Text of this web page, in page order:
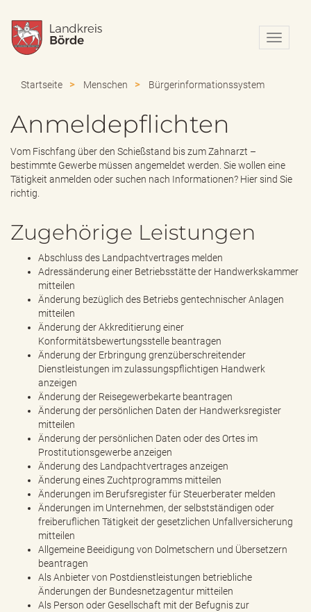
N
a
n
e
s
l
Startseite Menschen Bürgerinformationssystem
Anmeldepflichten
Vom Fischfang über den Schießstand bis zum Zahnarzt –
bestimmte Gewerbe müssen angemeldet werden. Sie wollen eine
Tätigkeit anmelden oder suchen nach Informationen? Hier sind Sie
richtig.
Zugehörige Leistungen
Abschluss des Landpachtvertrages melden
Adressänderung einer Betriebsstätte der Handwerkskammer
mitteilen
Änderung bezüglich des Betriebs gentechnischer Anlagen
mitteilen
Änderung der Akkreditierung einer
Konformitätsbewertungsstelle beantragen
Änderung der Erbringung grenzüberschreitender
Dienstleistungen im zulassungspflichtigen Handwerk
anzeigen
Änderung der Reisegewerbekarte beantragen
Änderung der persönlichen Daten der Handwerksregister
mitteilen
Änderung der persönlichen Daten oder des Ortes im
Prostitutionsgewerbe anzeigen
Änderung des Landpachtvertrages anzeigen
Änderung eines Zuchtprogramms mitteilen
Änderungen im Berufsregister für Steuerberater melden
Änderungen im Unternehmen, der selbstständigen oder
freiberuflichen Tätigkeit der gesetzlichen Unfallversicherung
mitteilen
Allgemeine Beeidigung von Dolmetschern und Übersetzern
beantragen
Als Anbieter von Postdienstleistungen betriebliche
Änderungen der Bundesnetzagentur mitteilen
Als Person oder Gesellschaft mit der Befugnis zur